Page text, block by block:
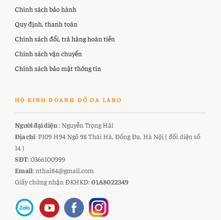
Chính sách bảo hành
Quy định, thanh toán
Chính sách đổi, trả hàng hoàn tiền
Chính sách vận chuyển
Chính sách bảo mật thông tin
HỘ KINH DOANH ĐỒ DA LANO
Người đại diện : Nguyễn Trọng Hải
Địa chỉ: P109 H94 Ngõ 98 Thái Hà, Đống Đa, Hà Nội ( đối diện số
14 )
SĐT: 0366100999
Email: nthai84@gmail.com
Giấy chứng nhận ĐKHKD:01A8022349